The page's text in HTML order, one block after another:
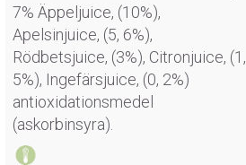
7% Äppeljuice, (10%),
Apelsinjuice, (5, 6%),
Rödbetsjuice, (3%), Citronjuice, (1,
5%), Ingefärsjuice, (0, 2%)
antioxidationsmedel
(askorbinsyra).